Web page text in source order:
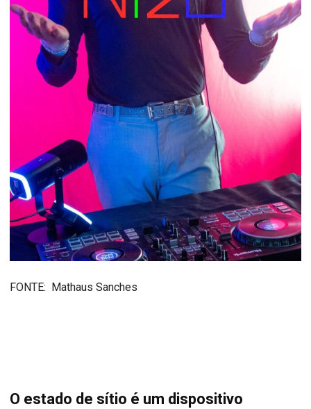
FONTE: Mathaus Sanches
O estado de sítio é um dispositivo